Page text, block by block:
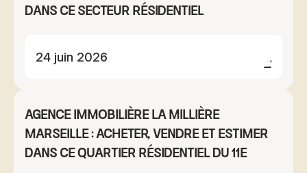
dans ce secteur résidentiel
24 juin 2026
Agence immobilière La Millière
Marseille : acheter, vendre et estimer
dans ce quartier résidentiel du 11e